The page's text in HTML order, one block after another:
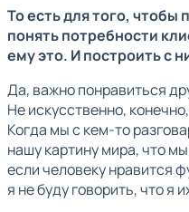
То есть для того, чтобы
понять потребности
ему это. И построить с
Да, важно понравиться
Не искусственно,
Когда мы с кем-то
нашу картину мира, что
если человеку нравится
я не буду говорить, что я